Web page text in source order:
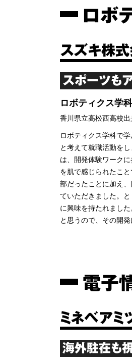
ロボ
スズキ株
スポーツも
ロボティクス学科
香川県立高松西高校
ロボティクス学科で
と考えて就職活動を
は、開発体験ワーク
を肌で感じられたこ
部だったことに加え
ていただきました。
に興味を持たれまし
と思うので、その開
電子
ミネベアミ
海外駐在も